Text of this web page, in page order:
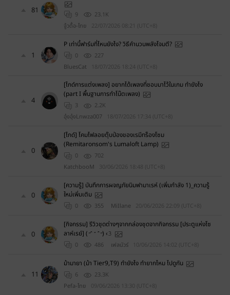
เ
ข้
า
ร
ะ
บ
อ
น
ห
อ
ไ
?
81 9
23.1K
จู้วดื้อ-ไทย
22/07/2026 08:21 (UTC+8)
1
P เท่านี้ฟาร์มที่ไหนยังไง? วิธีคำนวนพลังโจมตี?
0
227
BluesCat
18/07/2026 18:24 (UTC+8)
4
[ไกด์การแต่งเพลง] อยากได้เพลงที่ชอบมาไว้ในเกม ทำยังไง
(part I พื้นฐานการทำโน๊ตเพลง)
3
2.2K
อุ๋งอุ๋งLnwza007
18/07/2026 17:34 (UTC+8)
0
[ไกด์] โคมไฟลอยตุ๊บป่องของเรมีทร็องโซม
(Remitaronsom's Lumaloft Lamp)
0
702
KatchbooM
30/06/2026 18:48 (UTC+8)
0
[ความรู้] บันทึกการผจญภัยนิมฟามาเรห์ (เพิ่มกำลัง 1)_ความรู้
ใหม่เพิ่มเติม
0 355 MiIlane 20/06/2026 22:09 (UTC+8)
0
[กิจกรรม] รีวิวชุดต่างๆจากกล่องชุดจากกิจกรรม [ประตูแห่งโซ
ลาห์เรย์] (˶ᵔ ᵕ ᵔ˶) ‹𝟹
0 486 เฟลนัวร์ 10/06/2026 14:02 (UTC+8)
11
ม้ามายา (ม้า Tier9,T9) ทำยังไง ทำยากไหม ไปดูกัน
6
23.3K
Pefa-ไทย
09/06/2026 13:30 (UTC+8)